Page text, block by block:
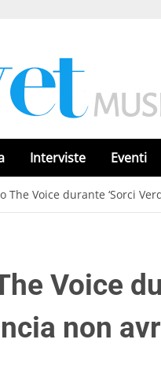
Interviste Eventi
The Voice durante ‘Sorci
Voice
non